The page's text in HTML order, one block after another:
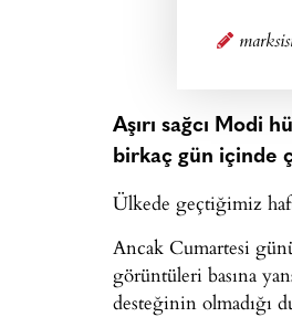
Aşırı sağcı Modi
birkaç gün içinde
Ülkede geçtiğimiz
Ancak Cumartesi
görüntüleri basına
desteğinin olmadığı